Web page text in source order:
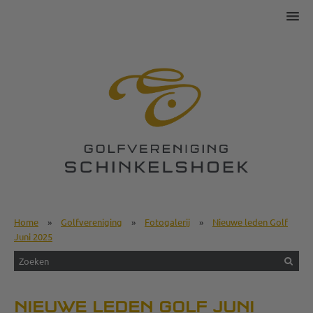
Home » Golfvereniging » Fotogalerij »
Nieuwe leden Golf
Juni 2025
NIEUWE LEDEN GOLF JUNI